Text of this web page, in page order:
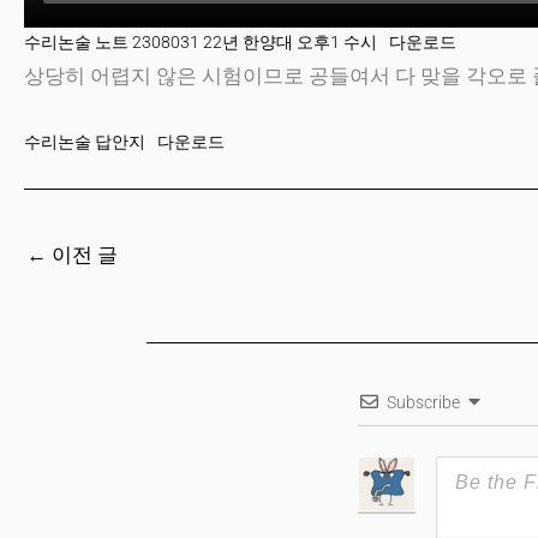
수리논술 노트 2308031 22년 한양대 오후1 수시 다운로드
상당히 어렵지 않은 시험이므로 공들여서 다 맞을 각오로
수리논술 답안지 다운로드
← 이전 글
Subscribe